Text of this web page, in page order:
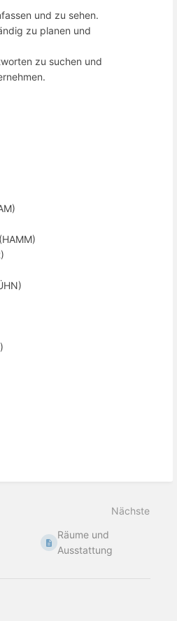
und zu sehen.
zu planen und
zu suchen und
Nächste
Räume und
Ausstattung